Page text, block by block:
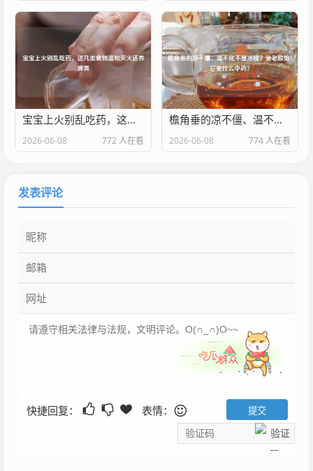
宝宝上火别乱吃药，这几类食物温和灭火还养脾胃
2026-06-08 772 人在看
檐角垂的凉不僵、温不化不是冰棱？是老胶饴！它是什么中药？
2026-06-08 774 人在看
发表评论
快捷回复： 表情：